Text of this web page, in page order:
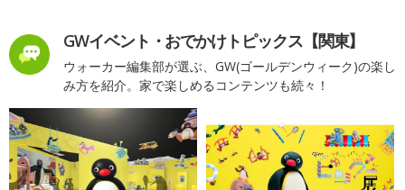
GWイベント・おでかけトピックス【関東】
ウォーカー編集部が選ぶ、GW(ゴールデンウィーク)の楽し
み方を紹介。家で楽しめるコンテンツも続々！